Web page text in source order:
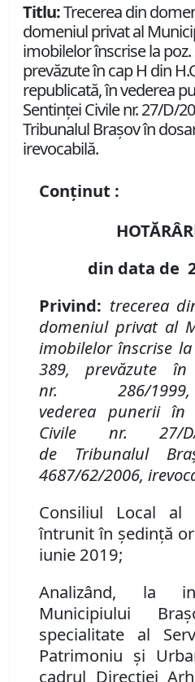
Titlu:Trecerea din
domeniul privat al
imobilelor înscrise la poz.
prevăzute în cap H din
republicată, în vederea
Sentinței Civile nr. 27/D/
Tribunalul Brașov în
irevocabilă.
Conținut :
din data de
Privind: trecerea
domeniul privat al
imobilelorînscrise
389, prevăzute în
nr. 286/1999,
vederea punerii în
Civile nr. 27/
de Tribunalul
4687/62/2006,
Consiliul Local al
întrunit în ședință
iunie 2019;
Analizând, la
Municipiului
specialitate al
Patrimoniu şi
cadrul Direcţiei